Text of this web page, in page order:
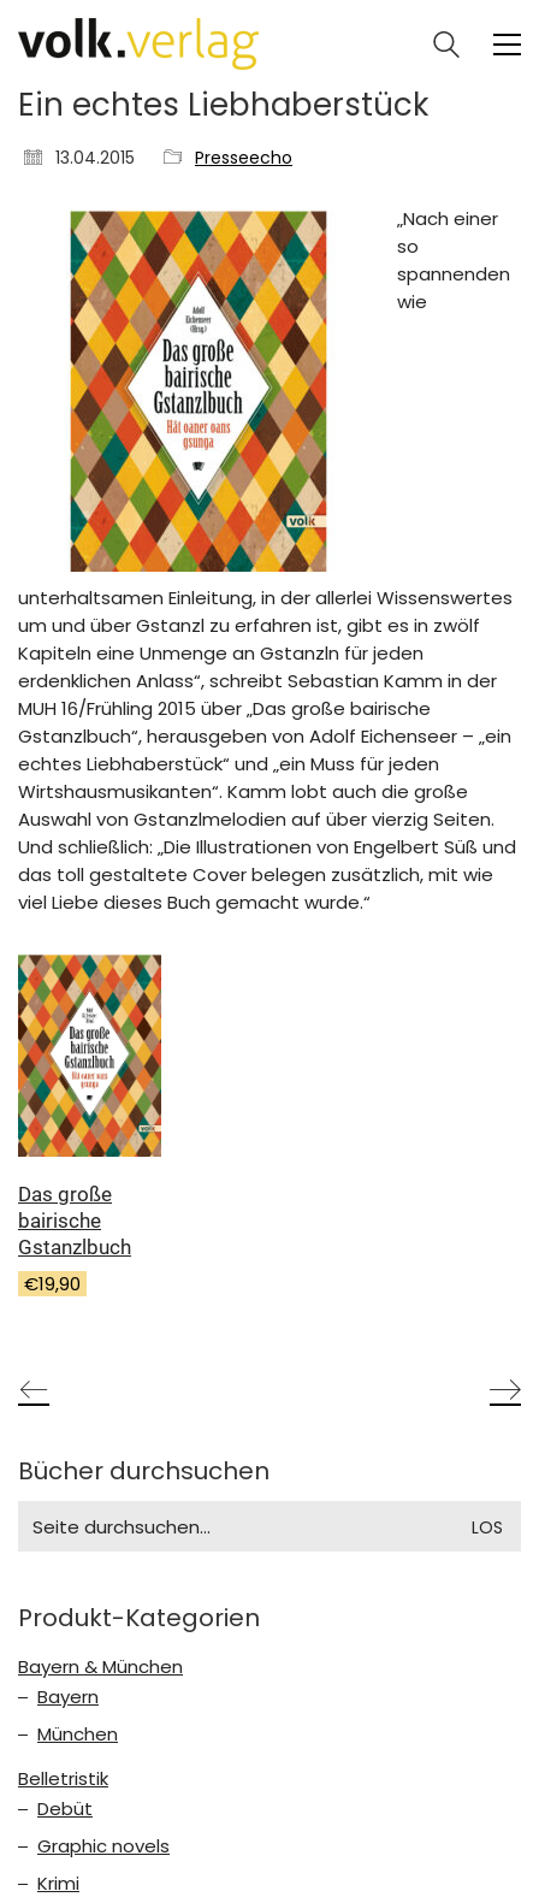
Ein echtes Liebhaberstück
13.04.2015 Presseecho
„Nach einer
so
spannenden
wie
unterhaltsamen Einleitung, in der allerlei Wissenswertes
um und über Gstanzl zu erfahren ist, gibt es in zwölf
Kapiteln eine Unmenge an Gstanzln für jeden
erdenklichen Anlass“, schreibt Sebastian Kamm in der
MUH 16/Frühling 2015 über „Das große bairische
Gstanzlbuch“, herausgeben von Adolf Eichenseer – „ein
echtes Liebhaberstück“ und „ein Muss für jeden
Wirtshausmusikanten“. Kamm lobt auch die große
Auswahl von Gstanzlmelodien auf über vierzig Seiten.
Und schließlich: „Die Illustrationen von Engelbert Süß und
das toll gestaltete Cover belegen zusätzlich, mit wie
viel Liebe dieses Buch gemacht wurde.“
Das große
bairische
Gstanzlbuch
€19,90
Bücher durchsuchen
for:
Produkt-Kategorien
Bayern & München
Bayern
München
Belletristik
Debüt
Graphic novels
Krimi